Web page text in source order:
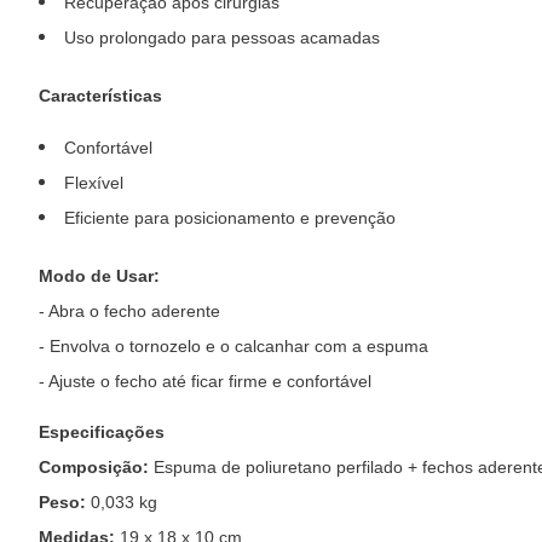
Uso prolongado para pessoas acamadas
Características
Confortável
Flexível
Eficiente para posicionamento e prevenção
Modo de Usar:
- Abra o fecho aderente
- Envolva o tornozelo e o calcanhar com a espuma
- Ajuste o fecho até ficar firme e confortável
Especificações
Composição: Espuma de poliuretano perfilado + fechos
Peso: 0,033 kg
Medidas: 19 x 18 x 10 cm